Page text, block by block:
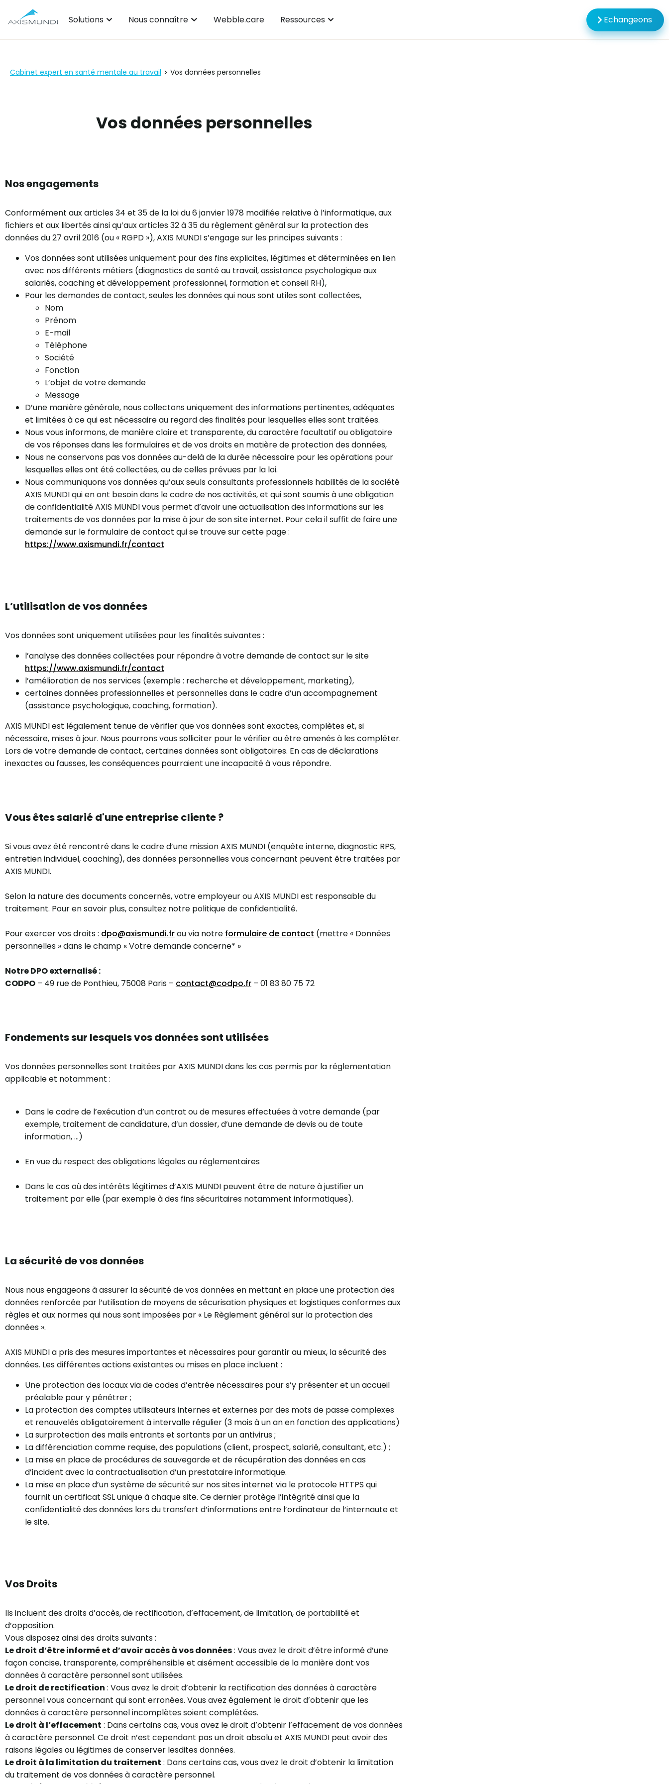
Solutions Nous connaître Webble.care Ressources Echangeons
Cabinet expert en santé mentale au travail > Vos données personnelles
Vos données personnelles
Nos engagements
Conformément aux articles 34 et 35 de la loi du 6 janvier 1978 modifiée relative à l’informatique, aux
fichiers et aux libertés ainsi qu’aux articles 32 à 35 du règlement général sur la protection des
données du 27 avril 2016 (ou « RGPD »), AXIS MUNDI s’engage sur les principes suivants :
Vos données sont utilisées uniquement pour des fins explicites, légitimes et déterminées en lien
avec nos différents métiers (diagnostics de santé au travail, assistance psychologique aux
salariés, coaching et développement professionnel, formation et conseil RH),
Pour les demandes de contact, seules les données qui nous sont utiles sont collectées,
Nom
Prénom
E-mail
Téléphone
Société
Fonction
L’objet de votre demande
Message
D’une manière générale, nous collectons uniquement des informations pertinentes, adéquates
et limitées à ce qui est nécessaire au regard des finalités pour lesquelles elles sont traitées.
Nous vous informons, de manière claire et transparente, du caractère facultatif ou obligatoire
de vos réponses dans les formulaires et de vos droits en matière de protection des données,
Nous ne conservons pas vos données au-delà de la durée nécessaire pour les opérations pour
lesquelles elles ont été collectées, ou de celles prévues par la loi.
Nous communiquons vos données qu’aux seuls consultants professionnels habilités de la société
AXIS MUNDI qui en ont besoin dans le cadre de nos activités, et qui sont soumis à une obligation
de confidentialité AXIS MUNDI vous permet d’avoir une actualisation des informations sur les
traitements de vos données par la mise à jour de son site internet. Pour cela il suffit de faire une
demande sur le formulaire de contact qui se trouve sur cette page :
https://www.axismundi.fr/contact
L’utilisation de vos données
Vos données sont uniquement utilisées pour les finalités suivantes :
l’analyse des données collectées pour répondre à votre demande de contact sur le site
https://www.axismundi.fr/contact
l’amélioration de nos services (exemple : recherche et développement, marketing),
certaines données professionnelles et personnelles dans le cadre d’un accompagnement
(assistance psychologique, coaching, formation).
AXIS MUNDI est légalement tenue de vérifier que vos données sont exactes, complètes et, si
nécessaire, mises à jour. Nous pourrons vous solliciter pour le vérifier ou être amenés à les compléter.
Lors de votre demande de contact, certaines données sont obligatoires. En cas de déclarations
inexactes ou fausses, les conséquences pourraient une incapacité à vous répondre.
Vous êtes salarié d'une entreprise cliente ?
Si vous avez été rencontré dans le cadre d’une mission AXIS MUNDI (enquête interne, diagnostic RPS,
entretien individuel, coaching), des données personnelles vous concernant peuvent être traitées par
AXIS MUNDI.
Selon la nature des documents concernés, votre employeur ou AXIS MUNDI est responsable du
traitement. Pour en savoir plus, consultez notre politique de confidentialité.
Pour exercer vos droits : dpo@axismundi.frou via notre formulaire de contact (mettre « Données
personnelles » dans le champ « Votre demande concerne* »
Notre DPO externalisé :
CODPO – 49 rue de Ponthieu, 75008 Paris – contact@codpo.fr – 01 83 80 75 72
Fondements sur lesquels vos données sont utilisées
Vos données personnelles sont traitées par AXIS MUNDI dans les cas permis par la réglementation
applicable et notamment :
Dans le cadre de l’exécution d’un contrat ou de mesures effectuées à votre demande (par
exemple, traitement de candidature, d’un dossier, d’une demande de devis ou de toute
information, …)
En vue du respect des obligations légales ou réglementaires
Dans le cas où des intérêts légitimes d’AXIS MUNDI peuvent être de nature à justifier un
traitement par elle (par exemple à des fins sécuritaires notamment informatiques).
La sécurité de vos données
Nous nous engageons à assurer la sécurité de vos données en mettant en place une protection des
données renforcée par l’utilisation de moyens de sécurisation physiques et logistiques conformes aux
règles et aux normes qui nous sont imposées par « Le Règlement général sur la protection des
données ».
AXIS MUNDI a pris des mesures importantes et nécessaires pour garantir au mieux, la sécurité des
données. Les différentes actions existantes ou mises en place incluent :
Une protection des locaux via de codes d’entrée nécessaires pour s’y présenter et un accueil
préalable pour y pénétrer ;
La protection des comptes utilisateurs internes et externes par des mots de passe complexes
et renouvelés obligatoirement à intervalle régulier (3 mois à un an en fonction des applications)
La surprotection des mails entrants et sortants par un antivirus ;
La différenciation comme requise, des populations (client, prospect, salarié, consultant, etc.) ;
La mise en place de procédures de sauvegarde et de récupération des données en cas
d’incident avec la contractualisation d’un prestataire informatique.
La mise en place d’un système de sécurité sur nos sites internet via le protocole HTTPS qui
fournit un certificat SSL unique à chaque site. Ce dernier protège l’intégrité ainsi que la
confidentialité des données lors du transfert d’informations entre l’ordinateur de l’internaute et
le site.
Vos Droits
Ils incluent des droits d’accès, de rectification, d’effacement, de limitation, de portabilité et
d’opposition.
Vous disposez ainsi des droits suivants :
Le droit d’être informé et d’avoir accès à vos données: Vous avez le droit d’être informé d’une
façon concise, transparente, compréhensible et aisément accessible de la manière dont vos
données à caractère personnel sont utilisées.
Le droit de rectification : Vous avez le droit d’obtenir la rectification des données à caractère
personnel vous concernant qui sont erronées. Vous avez également le droit d’obtenir que les
données à caractère personnel incomplètes soient complétées.
Le droit à l’effacement : Dans certains cas, vous avez le droit d’obtenir l’effacement de vos données
à caractère personnel. Ce droit n’est cependant pas un droit absolu et AXIS MUNDI peut avoir des
raisons légales ou légitimes de conserver lesdites données.
Le droit à la limitation du traitement : Dans certains cas, vous avez le droit d’obtenir la limitation
du traitement de vos données à caractère personnel.